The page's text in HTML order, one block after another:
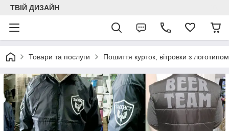
ТВІЙ ДИЗАЙН
Товари та послуги Пошиття курток, вітровки з логотипом